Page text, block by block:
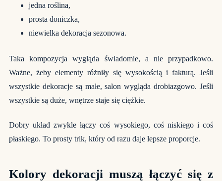
jedna roślina,
prosta doniczka,
niewielka dekoracja sezonowa.
Taka kompozycja wygląda świadomie, a nie przypadkowo.
Ważne, żeby elementy różniły się wysokością i fakturą. Jeśli
wszystkie dekoracje są małe, salon wygląda drobiazgowo. Jeśli
wszystkie są duże, wnętrze staje się ciężkie.
Dobry układ zwykle łączy coś wysokiego, coś niskiego i coś
płaskiego. To prosty trik, który od razu daje lepsze proporcje.
Kolory dekoracji muszą łączyć się z